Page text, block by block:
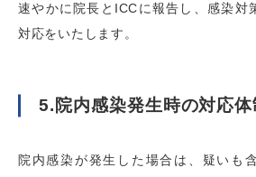
速やかに院長とICCに報告し、感染対
対応をいたします。
5.院内感染発生時の対応
院内感染が発生した場合は、疑いも